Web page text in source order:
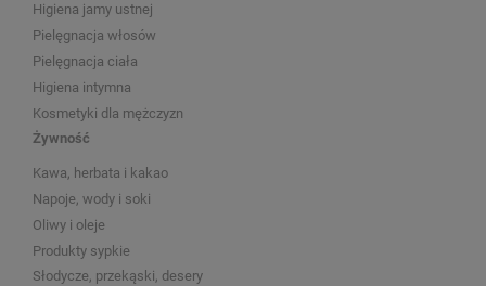
Higiena jamy ustnej
Pielęgnacja włosów
Pielęgnacja ciała
Higiena intymna
Kosmetyki dla mężczyzn
Żywność
Kawa, herbata i kakao
Napoje, wody i soki
Oliwy i oleje
Produkty sypkie
Słodycze, przekąski, desery